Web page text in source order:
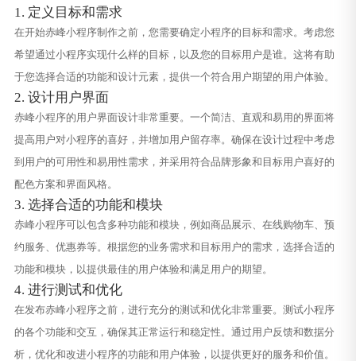
1. 定义目标和需求
在开始赤峰小程序制作之前，您需要确定小程序的目标和需求。考虑您
希望通过小程序实现什么样的目标，以及您的目标用户是谁。这将有助
于您选择合适的功能和设计元素，提供一个符合用户期望的用户体验。
2. 设计用户界面
赤峰小程序的用户界面设计非常重要。一个简洁、直观和易用的界面将
提高用户对小程序的喜好，并增加用户留存率。确保在设计过程中考虑
到用户的可用性和易用性需求，并采用符合品牌形象和目标用户喜好的
配色方案和界面风格。
3. 选择合适的功能和模块
赤峰小程序可以包含多种功能和模块，例如商品展示、在线购物车、预
约服务、优惠券等。根据您的业务需求和目标用户的需求，选择合适的
功能和模块，以提供最佳的用户体验和满足用户的期望。
4. 进行测试和优化
在发布赤峰小程序之前，进行充分的测试和优化非常重要。测试小程序
的各个功能和交互，确保其正常运行和稳定性。通过用户反馈和数据分
析，优化和改进小程序的功能和用户体验，以提供更好的服务和价值。